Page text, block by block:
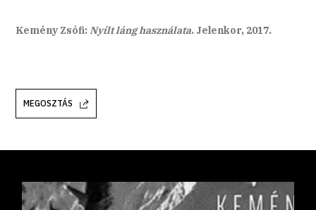
Kemény Zsófi:Nyílt láng használata. Jelenkor, 2017.
MEGOSZTÁS